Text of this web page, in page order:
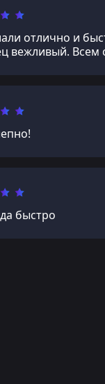
отлично и
вежливый. Всем
быстро